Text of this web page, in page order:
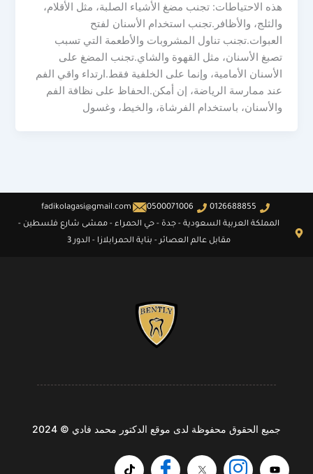
هذه الاحتياطات: تجنب مضغ الأشياء الصلبة، مثل الأقلام،
والثلج، والأظافر.تجنب استخدام الأسنان لفتح
العبوات.تجنب تناول المشروبات والأطعمة التي تسبب
تصبغ الأسنان، مثل القهوة والشاي.تجنب المضغ على
الأسنان الأمامية، وإنما على الخلفية فقط.ارتداء واقي الفم
عند ممارسة الرياضة، إن أمكن.الحفاظ على نظافة الفم
والأسنان، باستخدام الفرشاة، والخيط، وغسول
0126688855
0500071006
fadikolagasi@gmail.com
المملكة العربية السعودية - جدة - حي الحمراء - ممشى شارع فلسطين -
مقابل عالم العصائر - بناية الحمرابلازا - الدور 3
جميع الحقوق محفوظة لدى موقع الدكتور محمد فادي © 2024